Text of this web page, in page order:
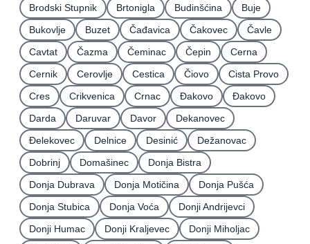
Brodski Stupnik
Brtonigla Budinšćina
Buje
Bukovlje
Buzet Čađavica Čakovec
Čavle
Cavtat
Čazma Čeminac Čepin
Cerna
Cernik
Cerovlje Cestica Čiovo
Cista Provo
Cres
Crikvenica Crnac Đakovo
Ðakovo
Darda
Daruvar Davor
Dekanovec
Ðelekovec
Delnice Desinić
Dežanovac
Dobrinj
Domašinec
Donja Bistra
Donja Dubrava
Donja Motičina
Donja Pušća
Donja Stubica
Donja Voća
Donji Andrijevci
Donji Humac
Donji Kraljevec
Donji Miholjac